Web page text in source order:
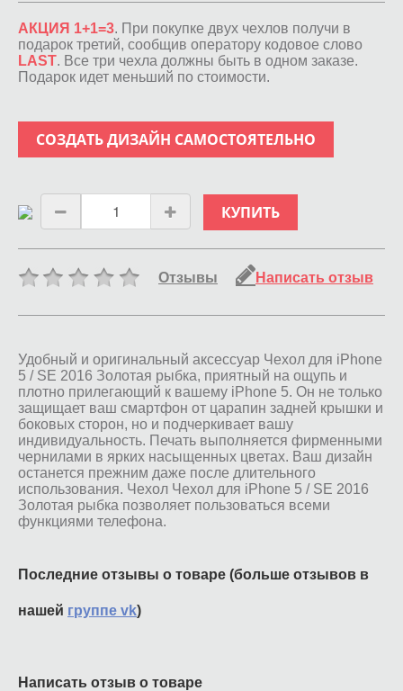
АКЦИЯ 1+1=3. При покупке двух чехлов получи в
подарок третий, сообщив оператору кодовое слово
LAST. Все три чехла должны быть в одном заказе.
Подарок идет меньший по стоимости.
СОЗДАТЬ ДИЗАЙН САМОСТОЯТЕЛЬНО
КУПИТЬ
Отзывы Написать отзыв
Удобный и оригинальный аксессуар Чехол для iPhone
5 / SE 2016 Золотая рыбка, приятный на ощупь и
плотно прилегающий к вашему iPhone 5. Он не только
защищает ваш смартфон от царапин задней крышки и
боковых сторон, но и подчеркивает вашу
индивидуальность. Печать выполняется фирменными
чернилами в ярких насыщенных цветах. Ваш дизайн
останется прежним даже после длительного
использования. Чехол Чехол для iPhone 5 / SE 2016
Золотая рыбка позволяет пользоваться всеми
функциями телефона.
Последние отзывы о товаре (больше отзывов в
нашей группе vk)
Написать отзыв о товаре